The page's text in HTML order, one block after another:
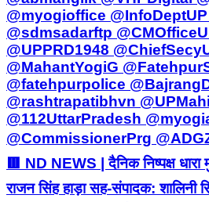
@myogioffice
@sdmsadarftp
@UPPRD1948
@MahantYogiG
@fatehpurpolice
@rashtrapatibhvn
@112UttarPradesh
@CommissionerPrg
🟥 ND NEWS | दैनिक निष्पक्ष
राजन सिंह हाड़ा सह-संपादक: शालिनी